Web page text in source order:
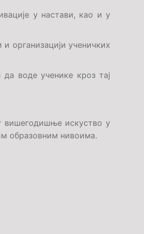
у настави, као и у
организацији ученичких
воде ученике кроз тај
вишегодишње искуство у
образовним нивоима.